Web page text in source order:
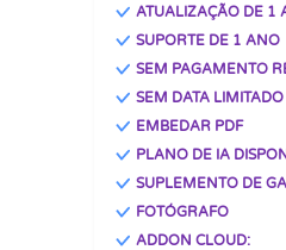
ATUALIZAÇÃO DE 1
SUPORTE DE 1 ANO
SEM PAGAMENTO
SEM DATA LIMITADO
EMBEDAR PDF
PLANO DE IA
SUPLEMENTO DE
FOTÓGRAFO
ADDON CLOUD: